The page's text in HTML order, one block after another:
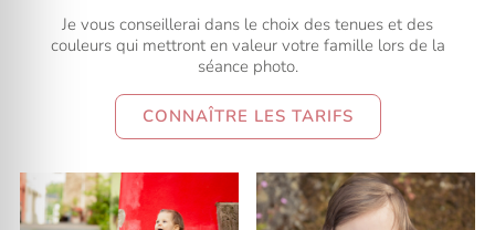
Je vous conseillerai dans le choix des tenues et des
couleurs qui mettront en valeur votre famille lors de la
séance photo.
CONNAÎTRE LES TARIFS